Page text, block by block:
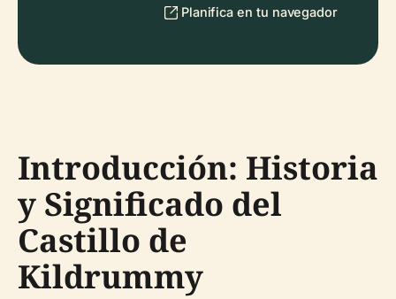
Planifica en tu navegador
Introducción: Historia
y Significado del
Castillo de
Kildrummy